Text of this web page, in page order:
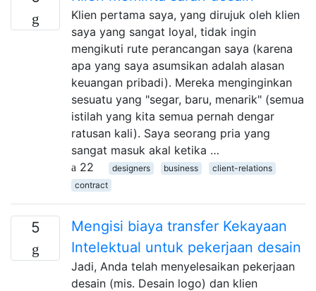
Klien pertama saya, yang dirujuk oleh klien
saya yang sangat loyal, tidak ingin
mengikuti rute perancangan saya (karena
apa yang saya asumsikan adalah alasan
keuangan pribadi). Mereka menginginkan
sesuatu yang "segar, baru, menarik" (semua
istilah yang kita semua pernah dengar
ratusan kali). Saya seorang pria yang
sangat masuk akal ketika …
22
designers business
client-relations
contract
5
Mengisi biaya transfer Kekayaan
Intelektual untuk pekerjaan desain
Jadi, Anda telah menyelesaikan pekerjaan
desain (mis. Desain logo) dan klien